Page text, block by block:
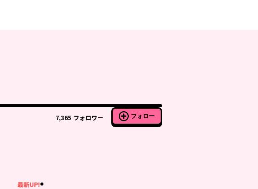
7,365 フォロワー フォロー
最新UP!